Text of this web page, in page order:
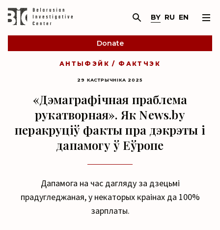
BY RU EN
Donate
АНТЫФЭЙК / ФАКТЧЭК
29 КАСТРЫЧНІКА 2025
«Дэмаграфічная праблема
рукатворная». Як News.by
перакруціў факты пра дэкрэты і
дапамогу ў Еўропе
Дапамога на час дагляду за дзецьмі
прадугледжаная, у некаторых краінах да 100%
зарплаты.